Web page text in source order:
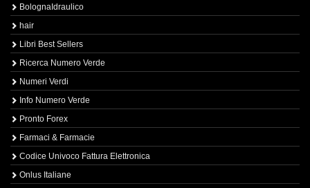
BolognaIdraulico
hair
Libri Best Sellers
Ricerca Numero Verde
Numeri Verdi
Info Numero Verde
Pronto Forex
Farmaci & Farmacie
Codice Univoco Fattura Elettronica
Onlus Italiane